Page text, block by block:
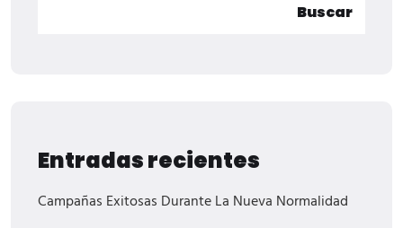
Buscar
Entradas recientes
Campañas Exitosas Durante La Nueva Normalidad